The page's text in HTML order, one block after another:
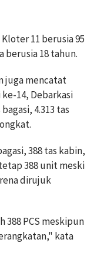
11 berusia 95
berusia 18 tahun.
juga mencatat
14, Debarkasi
4.313 tas
388 tas kabin,
388 unit meski
dirujuk
PCS meskipun
kata